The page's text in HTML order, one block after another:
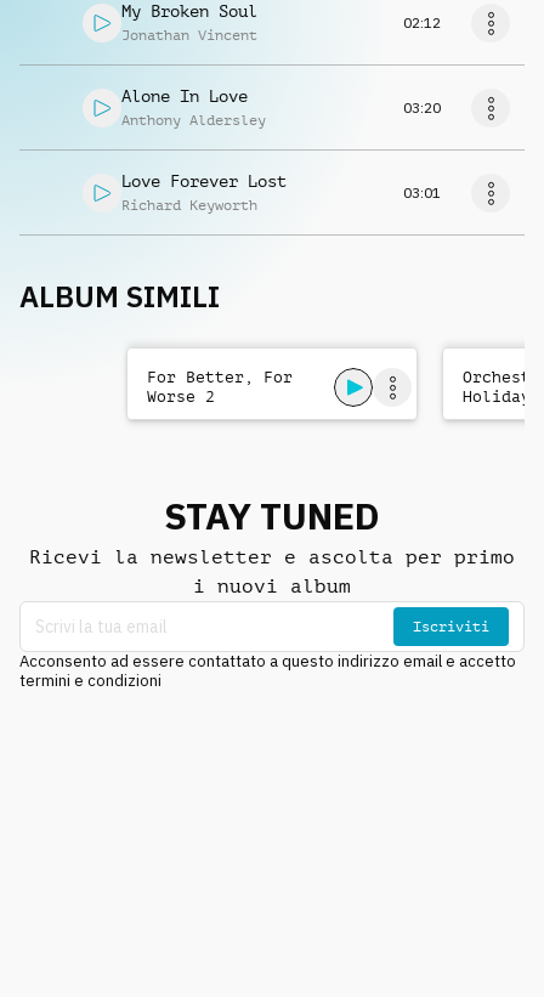
My Broken Soul
Jonathan Vincent
02:12
Alone In Love
Anthony Aldersley
03:20
Love Forever Lost
Richard Keyworth
03:01
ALBUM SIMILI
For Better, For
Worse 2
Holiday
STAY TUNED
Ricevi la newsletter e ascolta per primo
i nuovi album
Iscriviti
Acconsento ad essere contattato a questo indirizzo email e accetto
termini e condizioni